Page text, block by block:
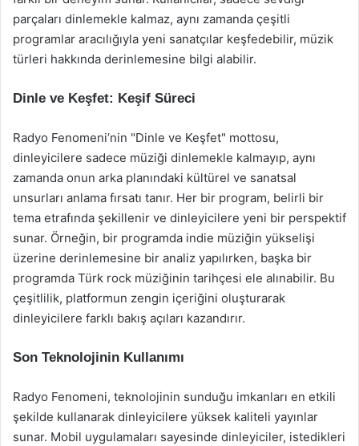
parçaları dinlemekle kalmaz, aynı zamanda çeşitli
programlar aracılığıyla yeni sanatçılar keşfedebilir, müzik
türleri hakkında derinlemesine bilgi alabilir.
Dinle ve Keşfet: Keşif Süreci
Radyo Fenomeni’nin "Dinle ve Keşfet" mottosu,
dinleyicilere sadece müziği dinlemekle kalmayıp, aynı
zamanda onun arka planındaki kültürel ve sanatsal
unsurları anlama fırsatı tanır. Her bir program, belirli bir
tema etrafında şekillenir ve dinleyicilere yeni bir perspektif
sunar. Örneğin, bir programda indie müziğin yükselişi
üzerine derinlemesine bir analiz yapılırken, başka bir
programda Türk rock müziğinin tarihçesi ele alınabilir. Bu
çeşitlilik, platformun zengin içeriğini oluşturarak
dinleyicilere farklı bakış açıları kazandırır.
Son Teknolojinin Kullanımı
Radyo Fenomeni, teknolojinin sunduğu imkanları en etkili
şekilde kullanarak dinleyicilere yüksek kaliteli yayınlar
sunar. Mobil uygulamaları sayesinde dinleyiciler, istedikleri